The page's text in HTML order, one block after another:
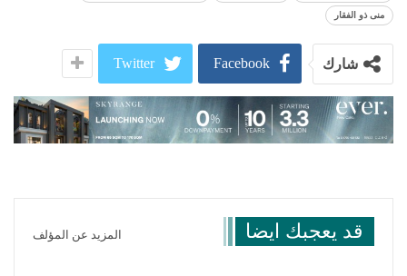
منى ذو الفقار
شارك Facebook
Twitter
قد يعجبك ايضا المزيد عن المؤلف